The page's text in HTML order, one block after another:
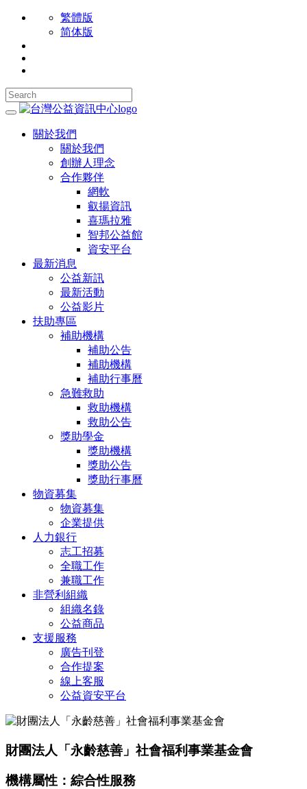
繁體版
简体版
關於我們
關於我們
創辦人理念
合作夥伴
網軟
叡揚資訊
喜瑪拉雅
智邦公益館
資安平台
最新消息
公益新訊
最新活動
公益影片
扶助專區
補助機構
補助公告
補助機構
補助行事曆
急難救助
救助機構
救助公告
獎助學金
獎助機構
獎助公告
獎助行事曆
物資募集
物資募集
企業提供
人力銀行
志工招募
全職工作
兼職工作
非營利組織
組織名錄
公益商品
支援服務
廣告刊登
合作提案
線上客服
公益資安平台
財團法人「永齡慈善」社會福利事業基金會
機構屬性：綜合性服務